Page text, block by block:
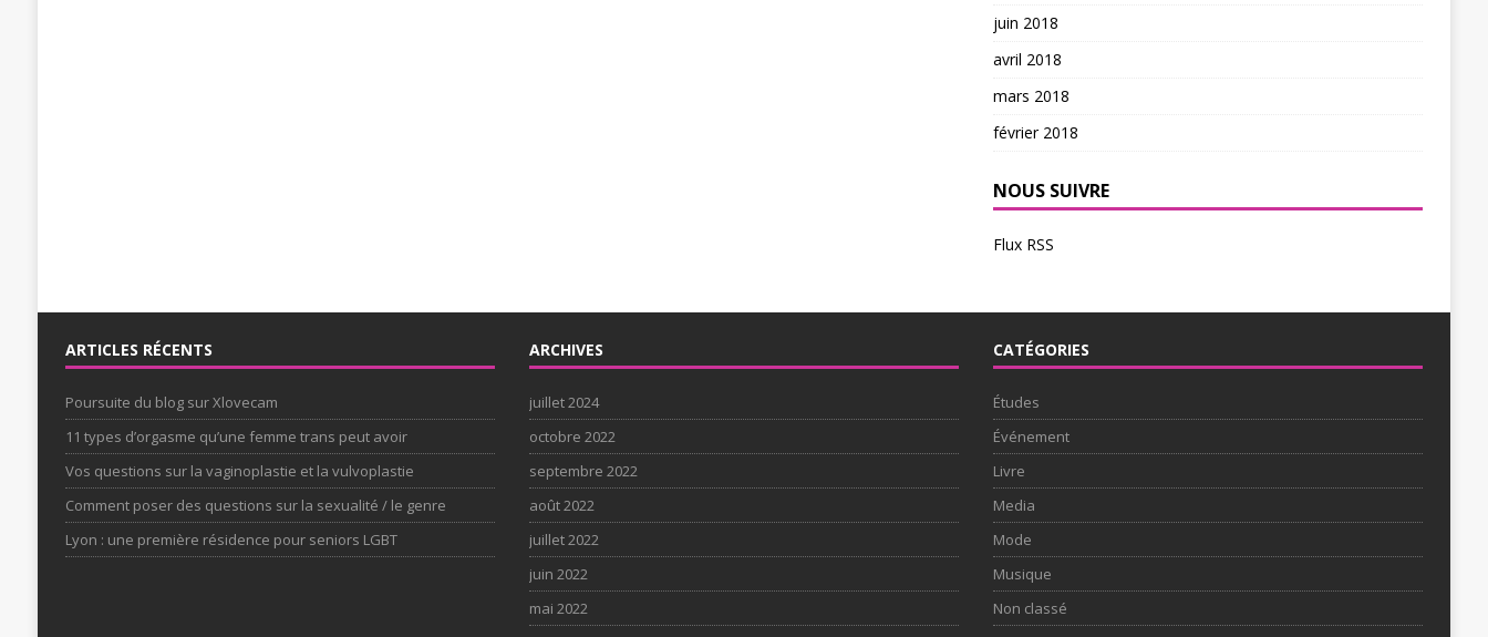
juin 2018
avril 2018
mars 2018
février 2018
NOUS SUIVRE
Flux RSS
ARTICLES RÉCENTS
Poursuite du blog sur Xlovecam
11 types d’orgasme qu’une femme trans peut avoir
Vos questions sur la vaginoplastie et la vulvoplastie
Comment poser des questions sur la sexualité / le genre
Lyon : une première résidence pour seniors LGBT
ARCHIVES
juillet 2024
octobre 2022
septembre 2022
août 2022
juillet 2022
juin 2022
mai 2022
CATÉGORIES
Études
Événement
Livre
Media
Mode
Musique
Non classé